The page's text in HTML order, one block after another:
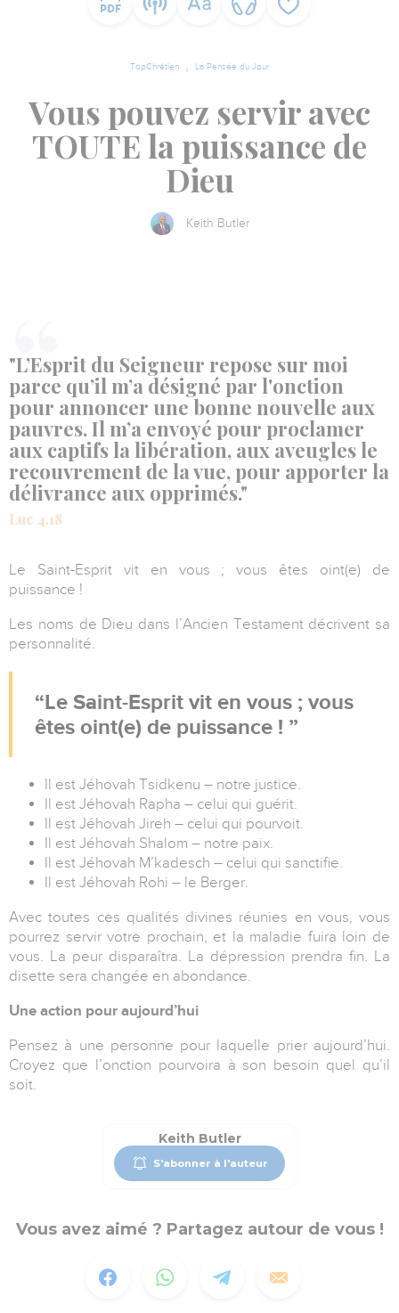
TopChrétien La Pensée du Jour
Vous pouvez servir avec
TOUTE la puissance de
Dieu
Keith Butler
"L’Esprit du Seigneur repose sur moi
parce qu’il m’a désigné par l'onction
pour annoncer une bonne nouvelle aux
pauvres. Il m’a envoyé pour proclamer
aux captifs la libération, aux aveugles le
recouvrement de la vue, pour apporter la
délivrance aux opprimés."
Luc 4.18
Le Saint-Esprit vit en vous ; vous êtes oint(e) de
puissance !
Les noms de Dieu dans l’Ancien Testament décrivent sa
personnalité.
Le Saint-Esprit vit en vous ; vous
êtes oint(e) de puissance !
Il est Jéhovah Tsidkenu – notre justice.
Il est Jéhovah Rapha – celui qui guérit.
Il est Jéhovah Jireh – celui qui pourvoit.
Il est Jéhovah Shalom – notre paix.
Il est Jéhovah M’kadesch – celui qui sanctifie.
Il est Jéhovah Rohi – le Berger.
Avec toutes ces qualités divines réunies en vous, vous
pourrez servir votre prochain, et la maladie fuira loin de
vous. La peur disparaîtra. La dépression prendra fin. La
disette sera changée en abondance.
Une action pour aujourd’hui
Pensez à une personne pour laquelle prier aujourd’hui.
Croyez que l’onction pourvoira à son besoin quel qu’il
soit.
Keith Butler
S'abonner à l'auteur
Vous avez aimé ? Partagez autour de vous !